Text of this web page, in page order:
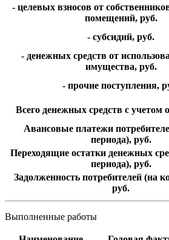
- целевых взносов от
помещений, руб.
- субсидий, руб.
- денежных средств от
имущества, руб.
- прочие поступления,
Всего денежных средств с учетом
Авансовые платежи
периода), руб.
Переходящие остатки денежных
периода), руб.
Задолженность потребителей (на
руб.
Выполненные работы